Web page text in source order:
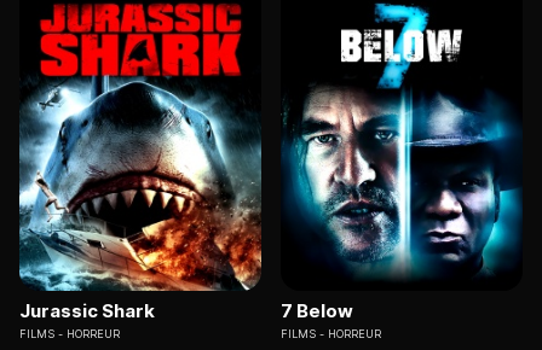
Jurassic Shark
FILMS HORREUR
7 Below
FILMS HORREUR